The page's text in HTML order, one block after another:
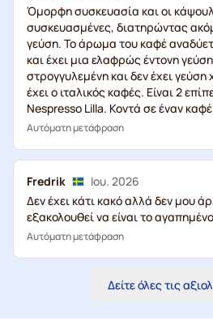
Όμορφη συσκευασία και οι
συσκευασμένες, διατηρώντας
γεύση. Το άρωμα του καφέ
και έχει μια ελαφρώς έντονη
στρογγυλεμένη και δεν έχει
έχει ο ιταλικός καφές. Είναι 2
Nespresso Lilla. Κοντά σε έναν
Αυτόματη μετάφραση
Fredrik
Ιου. 2026
Δεν έχει κάτι κακό αλλά δεν μου
εξακολουθεί να είναι το
Αυτόματη μετάφραση
Δείτε όλες τις